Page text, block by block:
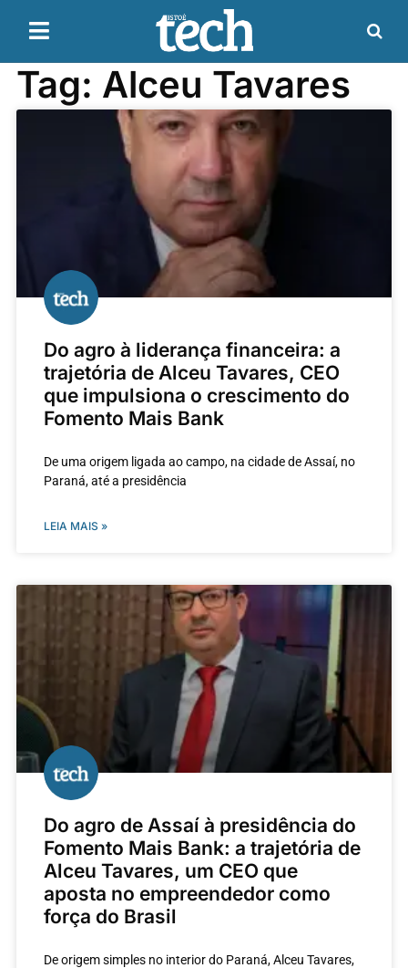
Tag: Alceu Tavares
Do agro à liderança financeira: a
trajetória de Alceu Tavares, CEO
que impulsiona o crescimento do
Fomento Mais Bank
De uma origem ligada ao campo, na cidade de Assaí, no
Paraná, até a presidência
LEIA MAIS »
Do agro de Assaí à presidência do
Fomento Mais Bank: a trajetória de
Alceu Tavares, um CEO que
aposta no empreendedor como
força do Brasil
De origem simples no interior do Paraná, Alceu Tavares,